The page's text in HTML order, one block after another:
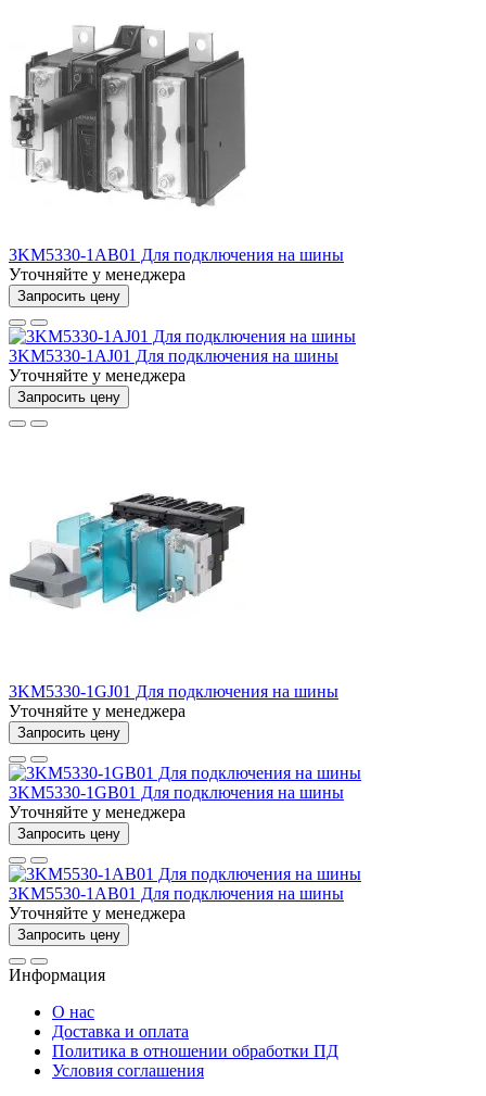
3KM5330-1AB01 Для подключения на шины
Уточняйте у менеджера
Запросить цену
3KM5330-1AJ01 Для подключения на шины
Уточняйте у менеджера
Запросить цену
3KM5330-1GJ01 Для подключения на шины
Уточняйте у менеджера
Запросить цену
3KM5330-1GB01 Для подключения на шины
Уточняйте у менеджера
Запросить цену
3KM5530-1AB01 Для подключения на шины
Уточняйте у менеджера
Запросить цену
Информация
О нас
Доставка и оплата
Политика в отношении обработки ПД
Условия соглашения